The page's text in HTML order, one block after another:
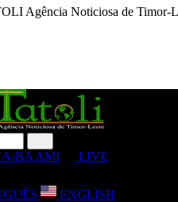
Agência Noticiosa de Timor-
BA AMI LIVE
ENGLISH